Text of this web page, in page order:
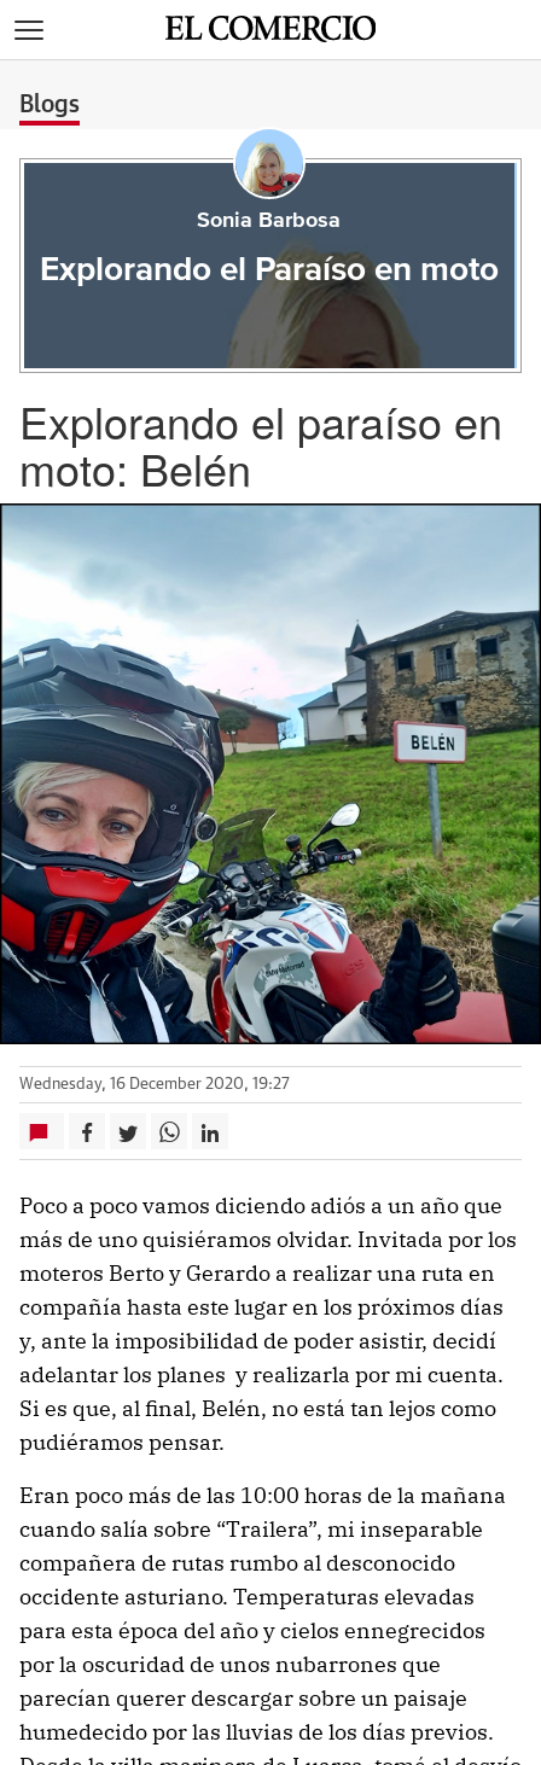
Blogs
Sonia Barbosa
Explorando el Paraíso en moto
Explorando el paraíso en
moto: Belén
Wednesday, 16 December 2020, 19:27
Poco a poco vamos diciendo adiós a un año que
más de uno quisiéramos olvidar. Invitada por los
moteros Berto y Gerardo a realizar una ruta en
compañía hasta este lugar en los próximos días
y, ante la imposibilidad de poder asistir, decidí
adelantar los planes y realizarla por mi cuenta.
Si es que, al final, Belén, no está tan lejos como
pudiéramos pensar.
Eran poco más de las 10:00 horas de la mañana
cuando salía sobre “Trailera”, mi inseparable
compañera de rutas rumbo al desconocido
occidente asturiano. Temperaturas elevadas
para esta época del año y cielos ennegrecidos
por la oscuridad de unos nubarrones que
parecían querer descargar sobre un paisaje
humedecido por las lluvias de los días previos.